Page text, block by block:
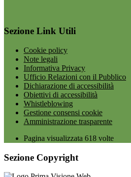
Sezione Link Utili
Cookie policy
Note legali
Informativa Privacy
Ufficio Relazioni con il Pubblico
Dichiarazione di accessibilità
Obiettivi di accessibilità
Whistleblowing
Gestione consensi cookie
Amministrazione trasparente
Pagina visualizzata 618 volte
Sezione Copyright